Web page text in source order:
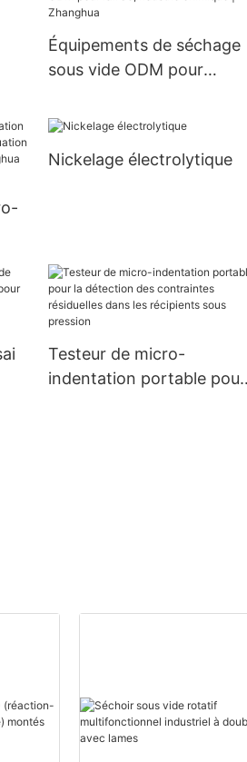
pharmaceutiques et
agrochimiques
Équipements de séchage
sous vide ODM pour
Zhanghua
Nickelage électrolytique
Testeur de micro-
indentation portable pour